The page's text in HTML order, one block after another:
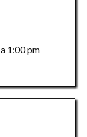
1:00 pm